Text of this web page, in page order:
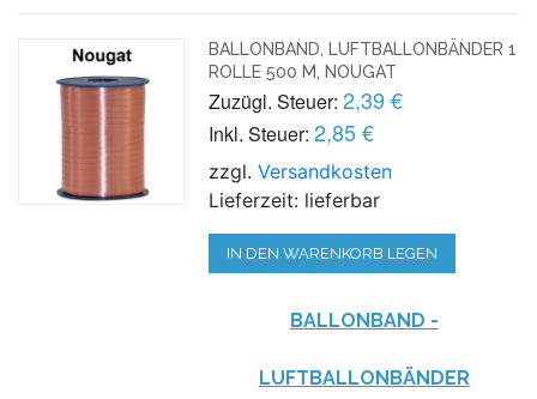
BALLONBAND, LUFTBALLONBÄNDER 1
ROLLE 500 M, NOUGAT
Zuzügl. Steuer: 2,39 €
Inkl. Steuer: 2,85 €
zzgl.Versandkosten
Lieferzeit: lieferbar
IN DEN WARENKORB LEGEN
BALLONBAND -
LUFTBALLONBÄNDER